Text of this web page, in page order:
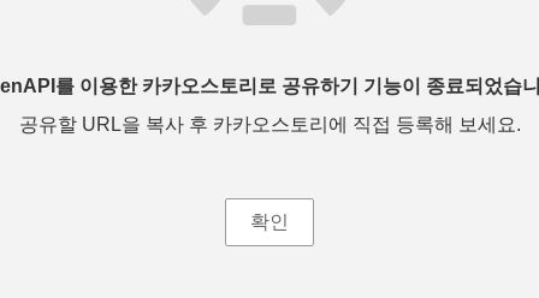
를 이용한 카카오스토리로 공유하기 기능이 종료되었습
공유할 URL을 복사 후 카카오스토리에 직접 등록해 보세요.
확인